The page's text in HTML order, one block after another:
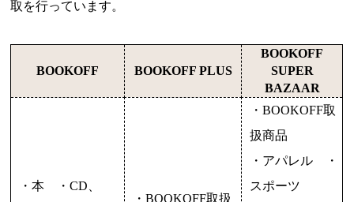
取を行っています。
BOOKOFF BOOKOFF PLUS
BOOKOFF
SUPER
BAZAAR
・本 ・CD、
・BOOKOFF取扱
・BOOKOFF取
扱商品
・アパレル ・
スポーツ